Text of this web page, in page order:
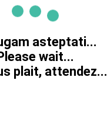
asteptati...
wait...
plait, attendez...